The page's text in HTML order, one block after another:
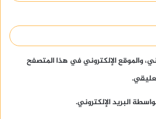
والموقع الإلكتروني في هذا المتصفح
البريد الإلكتروني.